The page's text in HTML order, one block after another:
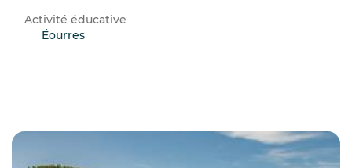
Activité éducative
Éourres